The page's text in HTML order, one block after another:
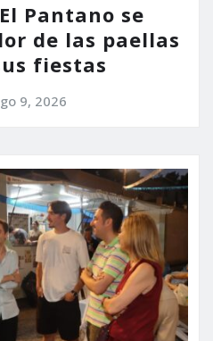
Pantano se
de las paellas
fiestas
9, 2026